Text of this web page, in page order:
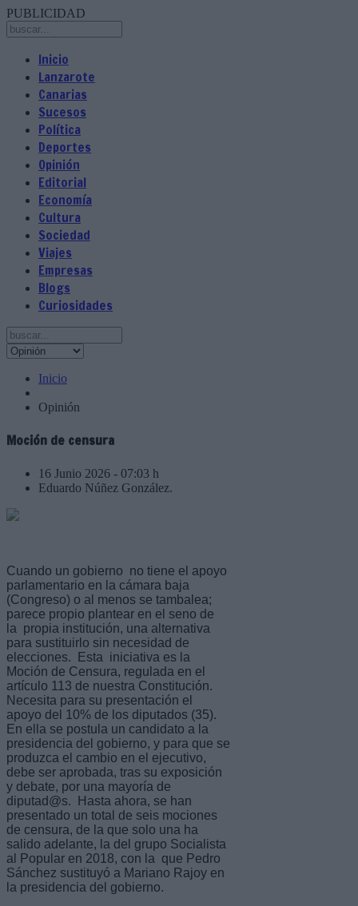
PUBLICIDAD
Inicio
Lanzarote
Canarias
Sucesos
Política
Deportes
Opinión
Editorial
Economía
Cultura
Sociedad
Viajes
Empresas
Blogs
Curiosidades
Inicio
Opinión
Moción de censura
16 Junio 2026 - 07:03 h
Eduardo Núñez González.
Cuando un gobierno no tiene el apoyo
parlamentario en la cámara baja
(Congreso) o al menos se tambalea;
parece propio plantear en el seno de
la propia institución, una alternativa
para sustituirlo sin necesidad de
elecciones. Esta iniciativa es la
Moción de Censura, regulada en el
artículo 113 de nuestra Constitución.
Necesita para su presentación el
apoyo del 10% de los diputados (35).
En ella se postula un candidato a la
presidencia del gobierno, y para que se
produzca el cambio en el ejecutivo,
debe ser aprobada, tras su exposición
y debate, por una mayoría de
diputad@s. Hasta ahora, se han
presentado un total de seis mociones
de censura, de la que solo una ha
salido adelante, la del grupo Socialista
al Popular en 2018, con la que Pedro
Sánchez sustituyó a Mariano Rajoy en
la presidencia del gobierno.